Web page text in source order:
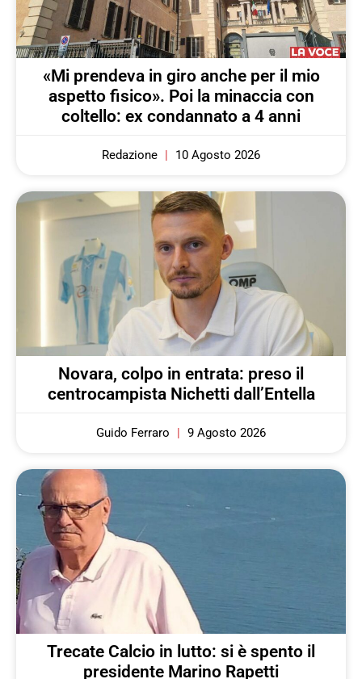
«Mi prendeva in giro anche per il mio
aspetto fisico». Poi la minaccia con
coltello: ex condannato a 4 anni
Redazione 10 Agosto 2026
Novara, colpo in entrata: preso il
centrocampista Nichetti dall’Entella
Guido Ferraro 9 Agosto 2026
Trecate Calcio in lutto: si è spento il
presidente Marino Rapetti